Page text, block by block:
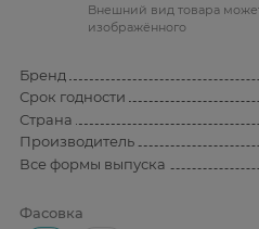
Bнешний вид товара
изображённого
Бренд
Срок годности
Страна
Производитель
Все формы выпуска
Фасовка